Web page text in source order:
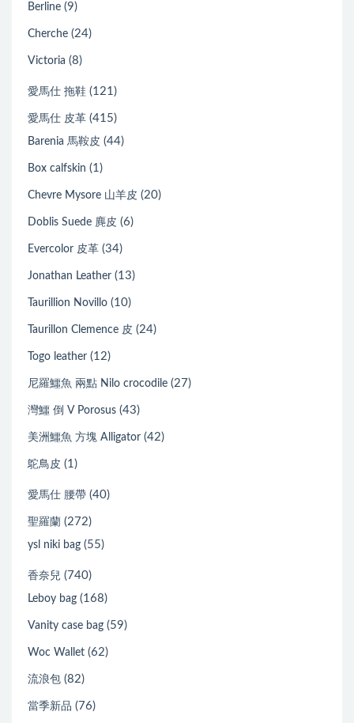
Berline (9)
Cherche (24)
Victoria (8)
愛馬仕 拖鞋 (121)
愛馬仕 皮革 (415)
Barenia 馬鞍皮 (44)
Box calfskin (1)
Chevre Mysore 山羊皮 (20)
Doblis Suede 麂皮 (6)
Evercolor 皮革 (34)
Jonathan Leather (13)
Taurillion Novillo (10)
Taurillon Clemence 皮 (24)
Togo leather (12)
尼羅鱷魚 兩點 Nilo crocodile (27)
灣鱷 倒 V Porosus (43)
美洲鱷魚 方塊 Alligator (42)
鴕鳥皮 (1)
愛馬仕 腰帶 (40)
聖羅蘭 (272)
ysl niki bag (55)
香奈兒 (740)
Leboy bag (168)
Vanity case bag (59)
Woc Wallet (62)
流浪包 (82)
當季新品 (76)